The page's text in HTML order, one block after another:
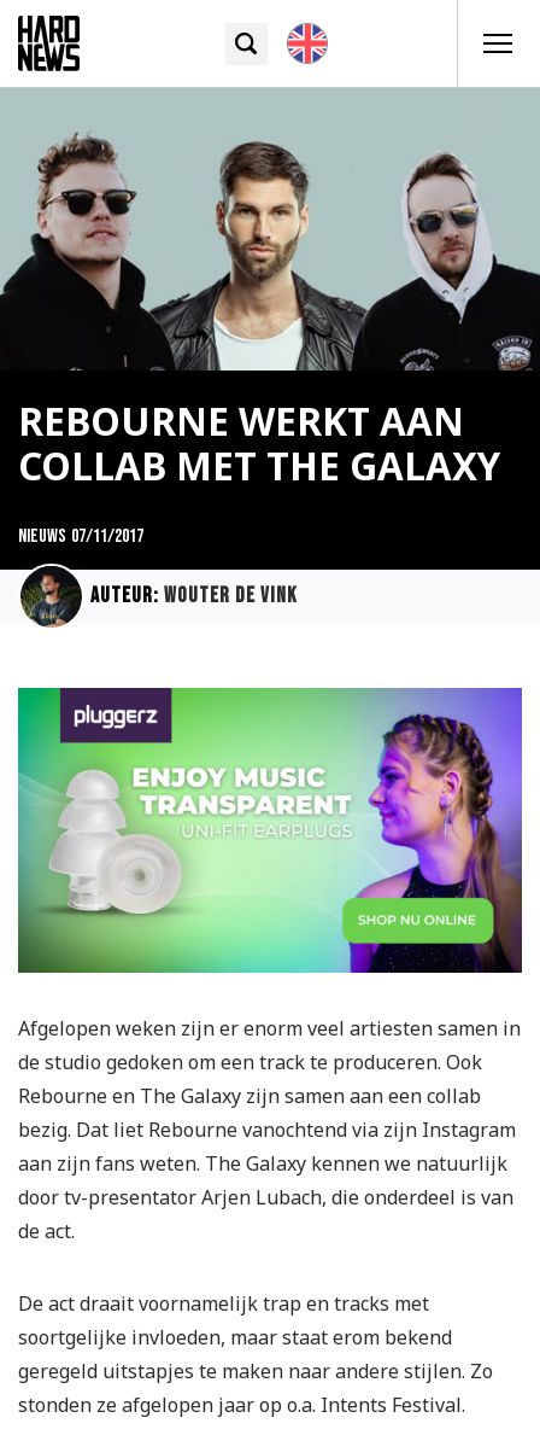
REBOURNE WERKT AAN
COLLAB MET THE GALAXY
Nieuws 07/11/2017
Auteur: Wouter de Vink
Afgelopen weken zijn er enorm veel artiesten samen in
de studio gedoken om een track te produceren. Ook
Rebourne en The Galaxy zijn samen aan een collab
bezig. Dat liet Rebourne vanochtend via zijn Instagram
aan zijn fans weten. The Galaxy kennen we natuurlijk
door tv-presentator Arjen Lubach, die onderdeel is van
de act.
De act draait voornamelijk trap en tracks met
soortgelijke invloeden, maar staat erom bekend
geregeld uitstapjes te maken naar andere stijlen. Zo
stonden ze afgelopen jaar op o.a. Intents Festival.